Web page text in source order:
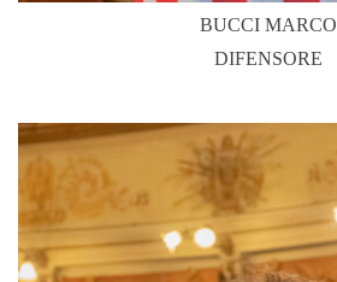
BUCCI MARCO
DIFENSORE